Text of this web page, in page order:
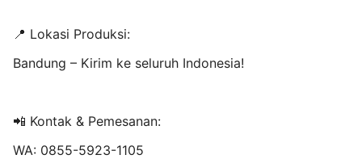
📍 Lokasi Produksi:
Bandung – Kirim ke seluruh Indonesia!
📲 Kontak & Pemesanan:
WA: 0855-5923-1105